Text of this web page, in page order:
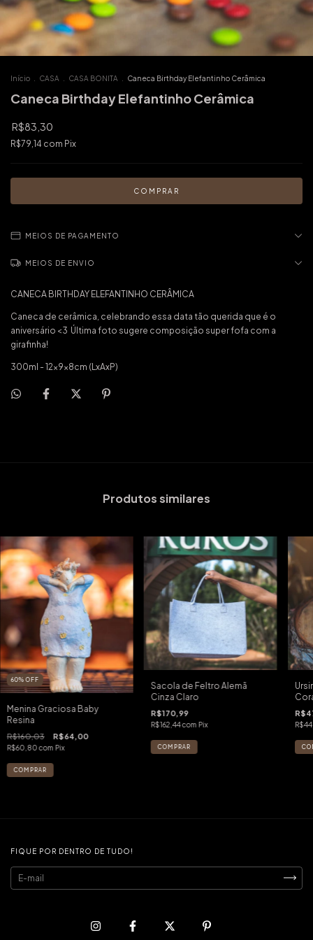
Início CASA CASA BONITA Caneca Birthday Elefantinho Cerâmica
Caneca Birthday Elefantinho Cerâmica
R$83,30
R$79,14 com Pix
MEIOS DE PAGAMENTO
MEIOS DE ENVIO
CANECA BIRTHDAY ELEFANTINHO CERÂMICA
Caneca de cerâmica, celebrando essa data tão querida que é o
aniversário <3 Última foto sugere composição super fofa com a
girafinha!
300ml - 12x9x8cm (LxAxP)
Produtos similares
60%OFF
Menina Graciosa Baby
Resina
R$160,03 R$64,00
R$60,80com Pix
Sacola de Feltro Alemã
Cinza Claro
R$170,99
R$162,44com Pix
FIQUE POR DENTRO DE TUDO!